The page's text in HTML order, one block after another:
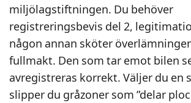
miljölagstiftningen. Du behöver
registreringsbevis del 2,
någon annan sköter
fullmakt. Den som tar emot bilen
avregistreras korrekt. Väljer du en
slipper du gråzoner som ”delar